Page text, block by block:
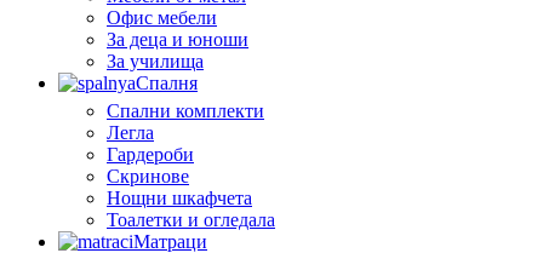
Офис мебели
За деца и юноши
За училища
Спалня
Спални комплекти
Легла
Гардероби
Скринове
Нощни шкафчета
Тоалетки и огледала
Матраци